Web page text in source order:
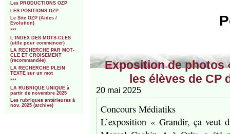
Les PRODUCTIONS OZP
LES POSITIONS OZP
Le Site OZP (Aides /
Evolution)
***
L’INDEX DES MOTS-CLES
(utile pour commencer)
LA RECHERCHE PAR MOT-
CLE ET CROISEMENT
(recommandée)
LA RECHERCHE PLEIN
TEXTE sur un mot
***
LA RUBRIQUE UNIQUE à
partir de novembre 2025
Les rubriques antérieures à
nov. 2025 (archive)
Exposition de photos
les élèves de CP
20 mai 2025
Concours Médiatiks
L’exposition « Grandir, ça veut